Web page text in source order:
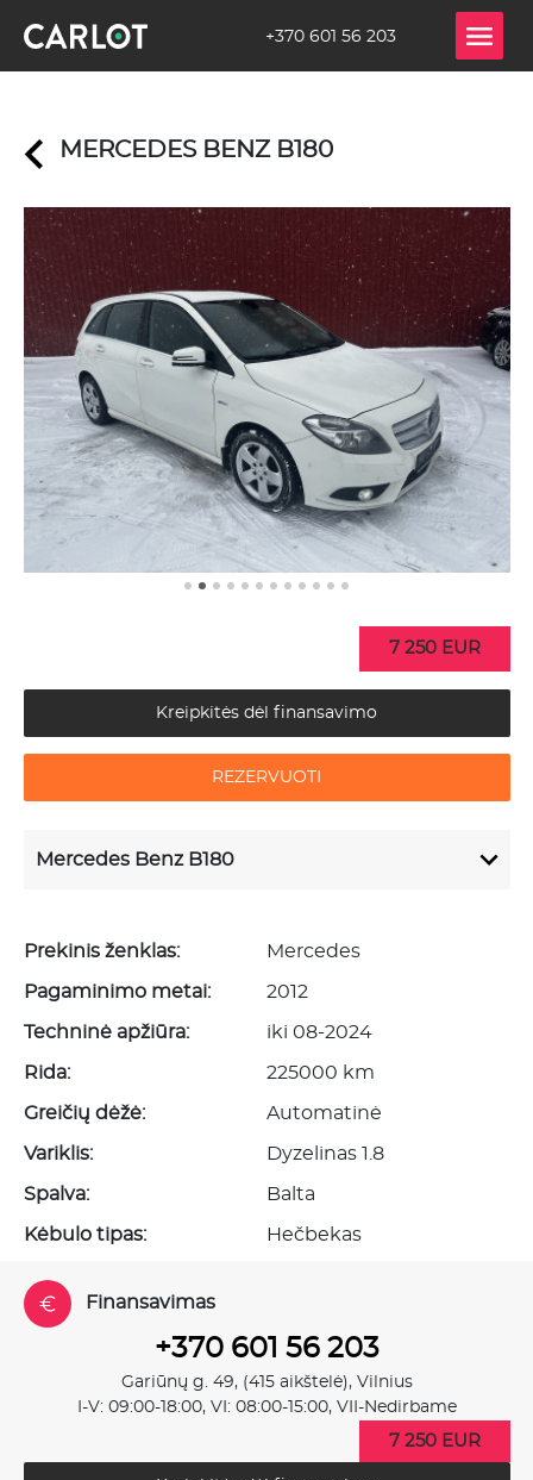
+370 601 56 203
MERCEDES BENZ B180
7 250 EUR
Kreipkitės dėl finansavimo
REZERVUOTI
Mercedes Benz B180
Prekinis ženklas: Mercedes
Pagaminimo metai: 2012
Techninė apžiūra: iki 08-2024
Rida: 225000 km
Greičių dėžė: Automatinė
Variklis: Dyzelinas 1.8
Spalva: Balta
Kėbulo tipas: Hečbekas
Finansavimas
+370 601 56 203
Gariūnų g. 49, (415 aikštelė), Vilnius
I-V: 09:00-18:00, VI: 08:00-15:00, VII-Nedirbame
7 250 EUR